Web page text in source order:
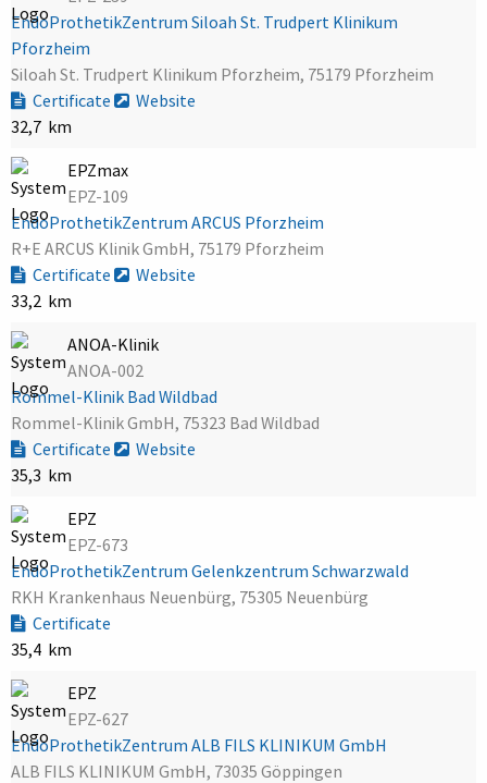
EndoProthetikZentrum Siloah St. Trudpert Klinikum
Pforzheim
Siloah St. Trudpert Klinikum Pforzheim, 75179 Pforzheim
Certificate
Website
32,7 km
EPZmax
EPZ-109
EndoProthetikZentrum ARCUS Pforzheim
R+E ARCUS Klinik GmbH, 75179 Pforzheim
Certificate
Website
33,2 km
ANOA-Klinik
ANOA-002
Rommel-Klinik Bad Wildbad
Rommel-Klinik GmbH, 75323 Bad Wildbad
Certificate
Website
35,3 km
EPZ
EPZ-673
EndoProthetikZentrum Gelenkzentrum Schwarzwald
RKH Krankenhaus Neuenbürg, 75305 Neuenbürg
Certificate
35,4 km
EPZ
EPZ-627
EndoProthetikZentrum ALB FILS KLINIKUM GmbH
ALB FILS KLINIKUM GmbH, 73035 Göppingen